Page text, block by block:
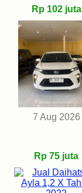
Rp 102 juta
7 Aug 2026
Rp 75 juta